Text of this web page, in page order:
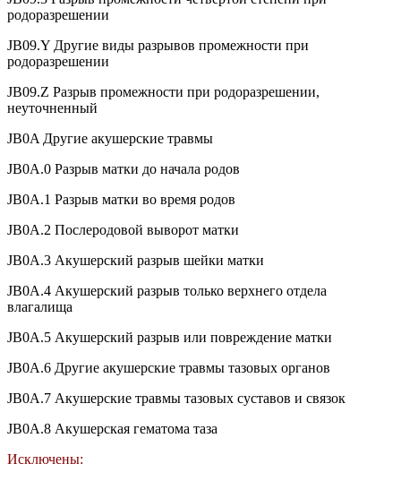
родоразрешении
JB09.Y Другие виды разрывов промежности при
родоразрешении
JB09.Z Разрыв промежности при родоразрешении,
неуточненный
JB0A Другие акушерские травмы
JB0A.0 Разрыв матки до начала родов
JB0A.1 Разрыв матки во время родов
JB0A.2 Послеродовой выворот матки
JB0A.3 Акушерский разрыв шейки матки
JB0A.4 Акушерский разрыв только верхнего отдела
влагалища
JB0A.5 Акушерский разрыв или повреждение матки
JB0A.6 Другие акушерские травмы тазовых органов
JB0A.7 Акушерские травмы тазовых суставов и связок
JB0A.8 Акушерская гематома таза
Исключены: